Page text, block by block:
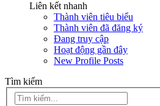
Liên kết nhanh
Thành viên tiêu biểu
Thành viên đã đăng ký
Đang truy cập
Hoạt động gần đây
New Profile Posts
Tìm kiếm